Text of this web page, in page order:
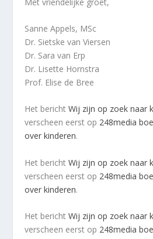
Sanne Appels, MSc
Dr. Sietske van Viersen
Dr. Sara van Erp
Dr. Lisette Hornstra
Prof. Elise de Bree
Het berichtWij zijn op zoek naar
verscheen eerst op 248media
over kinderen.
Het berichtWij zijn op zoek naar
verscheen eerst op 248media
over kinderen.
Het berichtWij zijn op zoek naar
verscheen eerst op 248media